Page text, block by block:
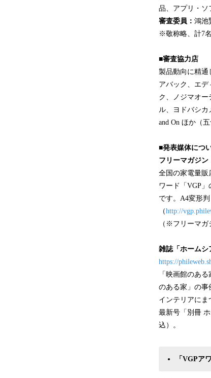
品、アプリ・ソ
審査委員： 鴻池
※敬称略、計7名
■審査協力店
製品動向に精通
アバック、エ
ク、ノジマオ
ル、ヨドバシカ
and On ほか（五
■発表媒体につ
フリーマガジン
全国の家電量販
ワード「VGP
です。A4変形
（http://
（※フリーマガ
雑誌「ホームシ
https://
「映画館のあ
のある家」の事
インテリアにま
最新号「別冊
込）。
「VGPア